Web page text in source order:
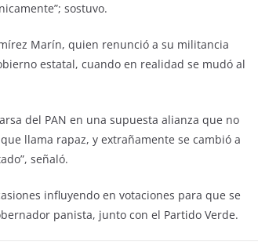
sostuvo.
Marín, quien renunció a su militancia
estatal, cuando en realidad se mudó al
del PAN en una supuesta alianza que no
llama rapaz, y extrañamente se cambió a
señaló.
influyendo en votaciones para que se
panista, junto con el Partido Verde.